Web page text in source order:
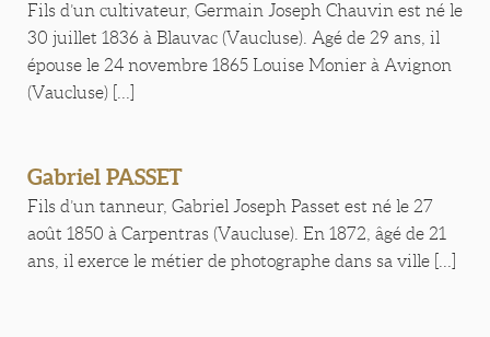
Fils d’un cultivateur, Germain Joseph Chauvin est né le
30 juillet 1836 à Blauvac (Vaucluse). Agé de 29 ans, il
épouse le 24 novembre 1865 Louise Monier à Avignon
(Vaucluse) [...]
Gabriel PASSET
Fils d’un tanneur, Gabriel Joseph Passet est né le 27
août 1850 à Carpentras (Vaucluse). En 1872, âgé de 21
ans, il exerce le métier de photographe dans sa ville [...]